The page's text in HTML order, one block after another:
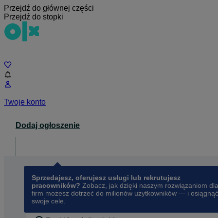
Przejdź do głównej części
Przejdź do stopki
Twoje konto
Dodaj ogłoszenie
Sprzedajesz, oferujesz usługi lub rekrutujesz
pracowników? Zobacz, jak dzięki naszym rozwiązaniom dla
firm możesz dotrzeć do milionów użytkowników — i osiągnąć
swoje cele.